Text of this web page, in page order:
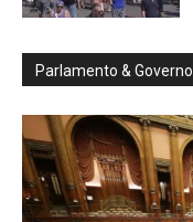
Parlamento & Governo